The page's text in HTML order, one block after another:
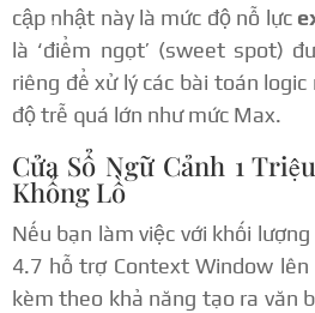
cập nhật này là mức độ nỗ lực
là ‘điểm ngọt’ (sweet spot)
riêng để xử lý các bài toán
độ trễ quá lớn như mức Max.
Cửa Sổ Ngữ Cảnh 1
Khổng Lồ
Nếu bạn làm việc với khối
4.7 hỗ trợ Context Window lên
kèm theo khả năng tạo ra văn